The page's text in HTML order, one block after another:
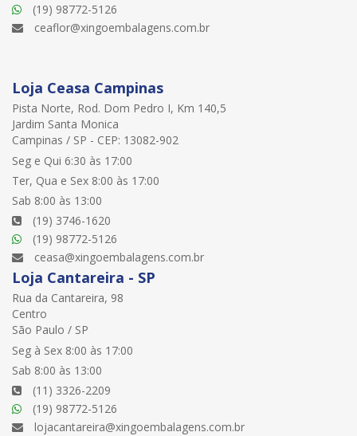
(19) 98772-5126
ceaflor@xingoembalagens.com.br
Loja Ceasa Campinas
Pista Norte, Rod. Dom Pedro I, Km 140,5
Jardim Santa Monica
Campinas / SP - CEP: 13082-902
Seg e Qui 6:30 às 17:00
Ter, Qua e Sex 8:00 às 17:00
Sab 8:00 às 13:00
(19) 3746-1620
(19) 98772-5126
ceasa@xingoembalagens.com.br
Loja Cantareira - SP
Rua da Cantareira, 98
Centro
São Paulo / SP
Seg à Sex 8:00 às 17:00
Sab 8:00 às 13:00
(11) 3326-2209
(19) 98772-5126
lojacantareira@xingoembalagens.com.br